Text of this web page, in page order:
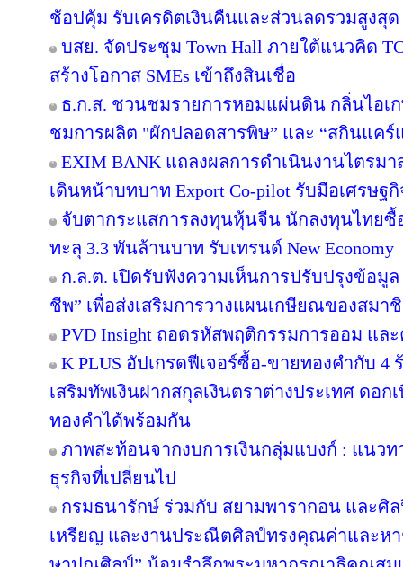
ช้อปคุ้ม รับเครดิตเงินคืนและส่วนลดรวมสูงสุด
บสย. จัดประชุม Town Hall ภายใต้แนวคิด
สร้างโอกาส SMEs เข้าถึงสินเชื่อ
ธ.ก.ส. ชวนชมรายการหอมแผ่นดิน กลิ่นไอเ
ชมการผลิต "ผักปลอดสารพิษ” และ “สกินแค
EXIM BANK แถลงผลการดำเนินงานไตรมา
เดินหน้าบทบาท Export Co-pilot รับมือเศรษฐ
จับตากระแสการลงทุนหุ้นจีน นักลงทุนไทยซื้อ
ทะลุ 3.3 พันล้านบาท รับเทรนด์ New Economy
ก.ล.ต. เปิดรับฟังความเห็นการปรับปรุงข้อมูล
ชีพ” เพื่อส่งเสริมการวางแผนเกษียณของสมา
PVD Insight ถอดรหัสพฤติกรรมการออม แล
K PLUS อัปเกรดฟีเจอร์ซื้อ-ขายทองคำกับ 4
เสริมทัพเงินฝากสกุลเงินตราต่างประเทศ ดอก
ทองคำได้พร้อมกัน
ภาพสะท้อนจากงบการเงินกลุ่มแบงก์ : แนว
ธุรกิจที่เปลี่ยนไป
กรมธนารักษ์ ร่วมกับ สยามพารากอน และศิ
เหรียญ และงานประณีตศิลป์ทรงคุณค่าและห